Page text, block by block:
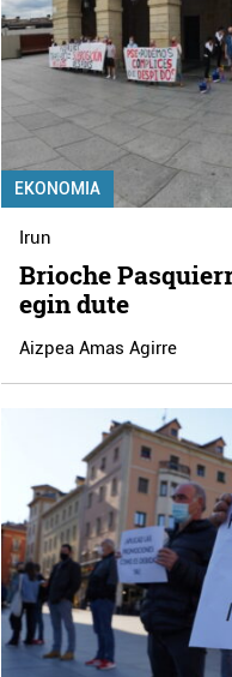
EKONOMIA
Irun
Brioche
egin dute
Aizpea Amas Agirre